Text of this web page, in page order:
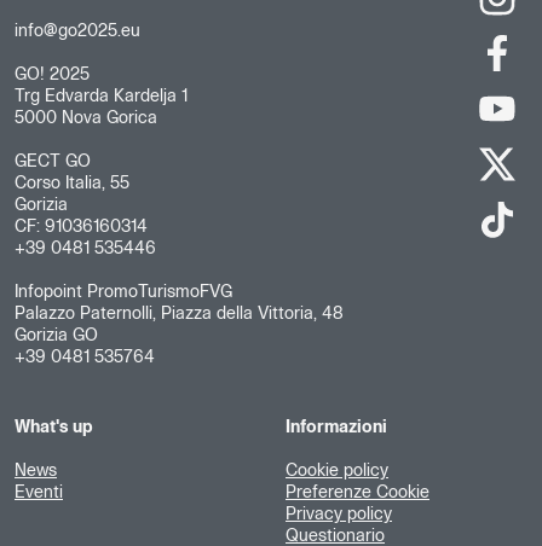
info@go2025.eu
GO! 2025
Trg Edvarda Kardelja 1
5000 Nova Gorica
GECT GO
Corso Italia, 55
Gorizia
CF: 91036160314
+39 0481 535446
Infopoint PromoTurismoFVG
Palazzo Paternolli, Piazza della Vittoria, 48
Gorizia GO
+39 0481 535764
What's up
News
Eventi
Informazioni
Cookie policy
Preferenze Cookie
Privacy policy
Questionario